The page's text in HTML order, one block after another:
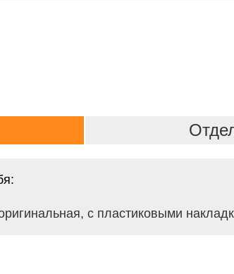
с пластиковыми